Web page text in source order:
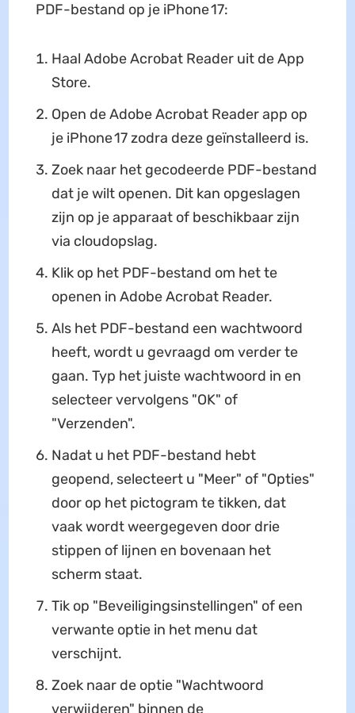
PDF-bestand op je iPhone 17:
Haal Adobe Acrobat Reader uit de App
Store.
Open de Adobe Acrobat Reader app op
je iPhone 17 zodra deze geïnstalleerd is.
Zoek naar het gecodeerde PDF-bestand
dat je wilt openen. Dit kan opgeslagen
zijn op je apparaat of beschikbaar zijn
via cloudopslag.
Klik op het PDF-bestand om het te
openen in Adobe Acrobat Reader.
Als het PDF-bestand een wachtwoord
heeft, wordt u gevraagd om verder te
gaan. Typ het juiste wachtwoord in en
selecteer vervolgens "OK" of
"Verzenden".
Nadat u het PDF-bestand hebt
geopend, selecteert u "Meer" of "Opties"
door op het pictogram te tikken, dat
vaak wordt weergegeven door drie
stippen of lijnen en bovenaan het
scherm staat.
Tik op "Beveiligingsinstellingen" of een
verwante optie in het menu dat
verschijnt.
Zoek naar de optie "Wachtwoord
verwijderen" binnen de